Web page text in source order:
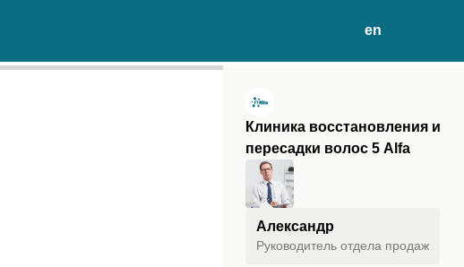
en
Клиника восстановления и
пересадки волос 5 Alfa
Александр
Руководитель отдела продаж